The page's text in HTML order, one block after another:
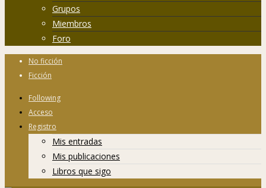
Grupos
Miembros
Foro
No ficción
Ficción
Following
Acceso
Registro
Mis entradas
Mis publicaciones
Libros que sigo